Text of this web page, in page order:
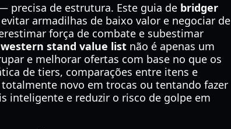
precisa de estrutura. Este guia de bridger
armadilhas de baixo valor e negociar de
força de combate e subestimar
stand value list não é apenas um
e melhorar ofertas com base no que os
de tiers, comparações entre itens e
novo em trocas ou tentando fazer
inteligente e reduzir o risco de golpe em